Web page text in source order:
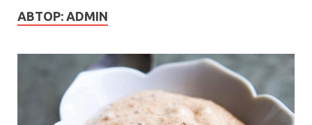
АВТОР: ADMIN